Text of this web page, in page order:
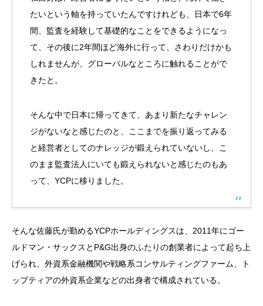
たいという軸を持っていたんですけれども、日本で6年
間、監査を経験して基礎的なことをできるようになっ
て、その後に2年間ほど海外に行って、さわりだけかも
しれませんが、グローバルなところに触れることがで
きたと。
そんな中で日本に帰ってきて、あまり新たなチャレン
ジがないなと感じたのと、ここまでを振り返ってみる
と経営者としてのナレッジが鍛えられていないし、こ
のまま監査法人にいても鍛えられないと感じたのもあ
って、YCPに移りました。
そんな佐藤氏が勤めるYCPホールディングスは、2011年にゴー
ルドマン・サックスとP&G出身のふたりの創業者によって起ち上
げられ、外資系金融機関や戦略系コンサルティングファーム、ト
ップティアの外資系企業などの出身者で構成されている。